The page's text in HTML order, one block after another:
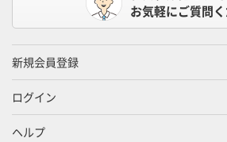
お気軽にご質問く
新規会員登録
ログイン
ヘルプ